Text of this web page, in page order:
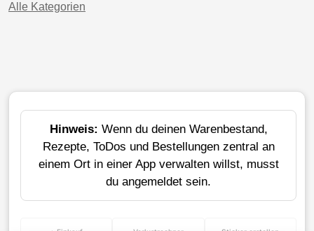
Alle Kategorien
Hinweis: Wenn du deinen Warenbestand,
Rezepte, ToDos und Bestellungen zentral an
einem Ort in einer App verwalten willst, musst
du angemeldet sein.